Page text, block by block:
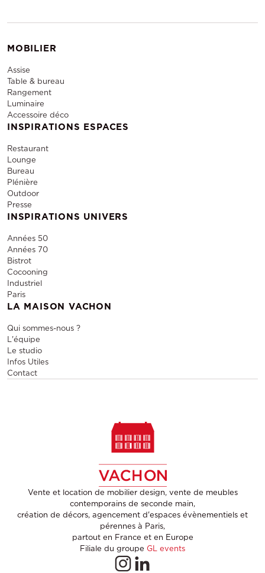
MOBILIER
Assise
Table & bureau
Rangement
Luminaire
Accessoire déco
INSPIRATIONS ESPACES
Restaurant
Lounge
Bureau
Plénière
Outdoor
Presse
INSPIRATIONS UNIVERS
Années 50
Années 70
Bistrot
Cocooning
Industriel
Paris
LA MAISON VACHON
Qui sommes-nous ?
L'équipe
Le studio
Infos Utiles
Contact
Vente et location de mobilier design, vente de meubles
contemporains de seconde main,
création de décors, agencement d'espaces évènementiels et
pérennes à Paris,
partout en France et en Europe
Filiale du groupe GL events